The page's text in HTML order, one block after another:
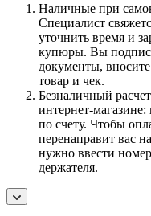
Наличные при
Специалист
уточнить время и
купюры. Вы
документы,
товар и чек.
Безналичный
интернет-
по счету. Чтобы
перенаправит вас
нужно ввести
держателя.